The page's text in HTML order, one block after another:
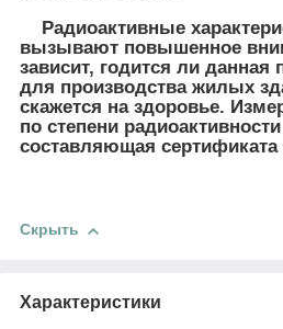
Радиоактивные
вызывают повышенное
зависит, годится ли данная
для производства жилых
скажется на здоровье.
по степени
составляющая сертификата
Скрыть
Характеристики